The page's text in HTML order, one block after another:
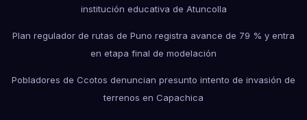
institución educativa de Atuncolla
Plan regulador de rutas de Puno registra avance de 79 % y entra
en etapa final de modelación
Pobladores de Ccotos denuncian presunto intento de invasión de
terrenos en Capachica